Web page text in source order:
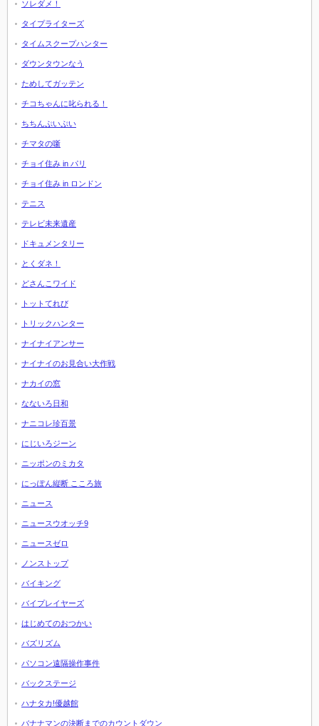
ソレダメ！
タイプライターズ
タイムスクープハンター
ダウンタウンなう
ためしてガッテン
チコちゃんに叱られる！
ちちんぷいぷい
チマタの噺
チョイ住み in パリ
チョイ住み in ロンドン
テニス
テレビ未来遺産
ドキュメンタリー
とくダネ！
どさんこワイド
トットてれび
トリックハンター
ナイナイアンサー
ナイナイのお見合い大作戦
ナカイの窓
なないろ日和
ナニコレ珍百景
にじいろジーン
ニッポンのミカタ
にっぽん縦断 こころ旅
ニュース
ニュースウオッチ9
ニュースゼロ
ノンストップ
バイキング
バイプレイヤーズ
はじめてのおつかい
バズリズム
パソコン遠隔操作事件
バックステージ
ハナタカ!優越館
バナナマンの決断までのカウントダウン